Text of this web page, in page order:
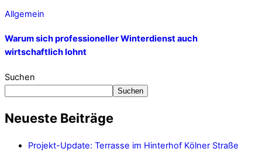
Allgemein
Warum sich professioneller Winterdienst auch
wirtschaftlich lohnt
Suchen
Suchen
Neueste Beiträge
Projekt-Update: Terrasse im Hinterhof Kölner Straße